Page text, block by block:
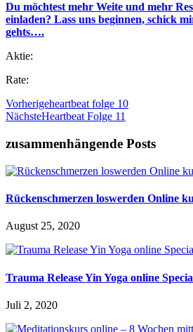
Du möchtest mehr Weite und mehr
einladen? Lass uns beginnen, schick
gehts….
Aktie:
Rate:
Vorherigeheartbeat folge 10
NächsteHeartbeat Folge 11
zusammenhängende Posts
Rückenschmerzen loswerden Online
August 25, 2020
Trauma Release Yin Yoga online
Juli 2, 2020